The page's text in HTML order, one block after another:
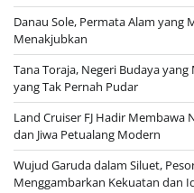
Danau Sole, Permata Alam yang
Menakjubkan
Tana Toraja, Negeri Budaya
yang Tak Pernah Pudar
Land Cruiser FJ Hadir Membawa
dan Jiwa Petualang Modern
Wujud Garuda dalam Siluet,
Menggambarkan Kekuatan dan